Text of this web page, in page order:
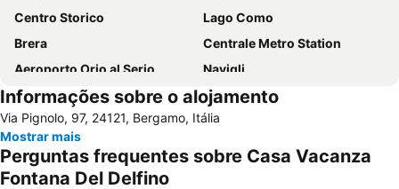
Centro Storico
Lago Como
Brera
Centrale Metro Station
Aeroporto Orio al Serio
Navigli
Cidade Alta de Bérgamo
Stazione di Bergamo
Stazione Porta Garibaldi
Lampugnano Metro Station
Autodromo Nazionale Monza
Teatro alla Scala
San Siro Stadio Metro Station
Informações sobre o alojamento
Via Pignolo, 97, 24121, Bergamo, Itália
Mostrar mais
Perguntas frequentes sobre Casa Vacanza
Fontana Del Delfino